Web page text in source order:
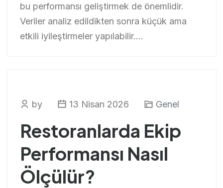
bu performansı geliştirmek de önemlidir.
Veriler analiz edildikten sonra küçük ama
etkili iyileştirmeler yapılabilir....
by 13 Nisan 2026 Genel
Restoranlarda Ekip
Performansı Nasıl
Ölçülür?